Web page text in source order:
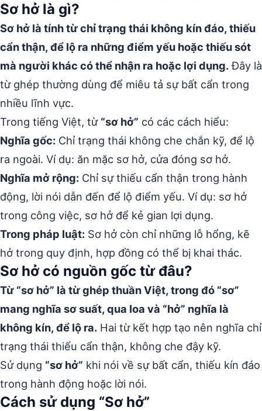
Sơ hở là gì?
Sơ hở là tính từ chỉ trạng thái không kín đáo, thiếu
cẩn thận, để lộ ra những điểm yếu hoặc thiếu sót
mà người khác có thể nhận ra hoặc lợi dụng.Đây là
từ ghép thường dùng để miêu tả sự bất cẩn trong
nhiều lĩnh vực.
Trong tiếng Việt, từ “sơ hở” có các cách hiểu:
Nghĩa gốc: Chỉ trạng thái không che chắn kỹ, để lộ
ra ngoài. Ví dụ: ăn mặc sơ hở, cửa đóng sơ hở.
Nghĩa mở rộng: Chỉ sự thiếu cẩn thận trong hành
động, lời nói dẫn đến để lộ điểm yếu. Ví dụ: sơ hở
trong công việc, sơ hở để kẻ gian lợi dụng.
Trong pháp luật: Sơ hở còn chỉ những lỗ hổng, kẽ
hở trong quy định, hợp đồng có thể bị khai thác.
Sơ hở có nguồn gốc từ đâu?
Từ “sơ hở” là từ ghép thuần Việt, trong đó “sơ”
mang nghĩa sơ suất, qua loa và “hở” nghĩa là
không kín, để lộ ra. Hai từ kết hợp tạo nên nghĩa chỉ
trạng thái thiếu cẩn thận, không che đậy kỹ.
Sử dụng “sơ hở” khi nói về sự bất cẩn, thiếu kín đáo
trong hành động hoặc lời nói.
Cách sử dụng “Sơ hở”